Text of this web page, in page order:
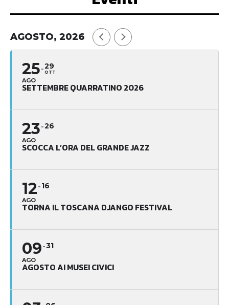
AGOSTO, 2026
25
AGO
29
OTT
SETTEMBRE QUARRATINO 2026
23
AGO
26
SCOCCA L’ORA DEL GRANDE JAZZ
12
AGO
16
TORNA IL TOSCANA DJANGO FESTIVAL
09
AGO
31
AGOSTO AI MUSEI CIVICI